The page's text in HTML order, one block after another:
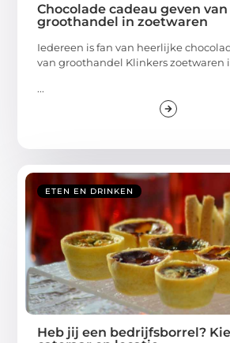
Chocolade cadeau geven
groothandel in zoetwaren
Iedereen is fan van heerlijke
van groothandel Klinkers zoetwaren
...
ETEN EN DRINKEN
Heb jij een bedrijfsborrel?